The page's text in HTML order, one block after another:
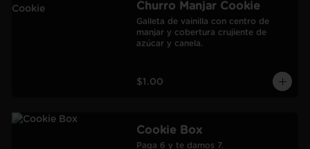
Churro Manjar Cookie
Galleta de vainilla con centro de
manjar y cobertura crujiente de
azúcar y canela.
$1.00
Cookie Box
Paga 6 y te damos 7.